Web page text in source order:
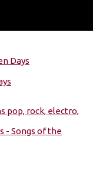
pop, rock, electro,
- Songs of the